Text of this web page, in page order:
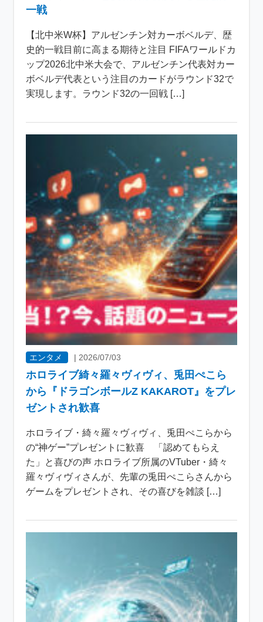
一戦
【北中米W杯】アルゼンチン対カーボベルデ、歴
史的一戦目前に高まる期待と注目 FIFAワールドカ
ップ2026北中米大会で、アルゼンチン代表対カー
ボベルデ代表という注目のカードがラウンド32で
実現します。ラウンド32の一回戦 […]
エンタメ | 2026/07/03
ホロライブ綺々羅々ヴィヴィ、兎田ぺこら
から『ドラゴンボールZ KAKAROT』をプレ
ゼントされ歓喜
ホロライブ・綺々羅々ヴィヴィ、兎田ぺこらから
の“神ゲー”プレゼントに歓喜 「認めてもらえ
た」と喜びの声 ホロライブ所属のVTuber・綺々
羅々ヴィヴィさんが、先輩の兎田ぺこらさんから
ゲームをプレゼントされ、その喜びを雑談 […]